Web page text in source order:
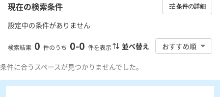
現在の検索条件 条件の詳細
設定中の条件がありません
検索結果 0 件のうち 0-0 件を表示 並べ替え おすすめ順
条件に合うスペースが見つかりませんでした。